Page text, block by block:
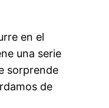
en el
una serie
sorprende
de